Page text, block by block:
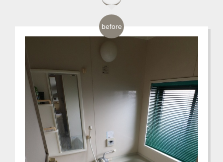
before